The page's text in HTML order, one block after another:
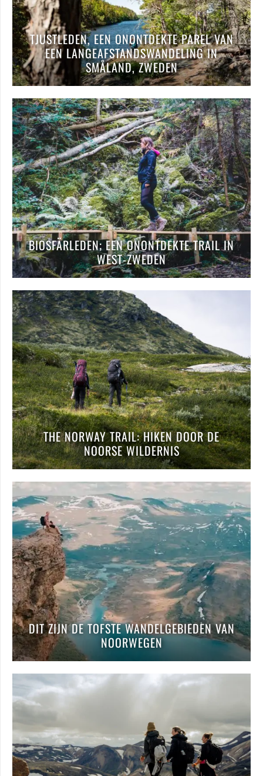
TJUSTLEDEN, EEN ONONTDEKTE PAREL VAN
EEN LANGEAFSTANDSWANDELING IN
SMÅLAND, ZWEDEN
BIOSFÄRLEDEN; EEN ONONTDEKTE TRAIL IN
WEST-ZWEDEN
THE NORWAY TRAIL: HIKEN DOOR DE
NOORSE WILDERNIS
DIT ZIJN DE TOFSTE WANDELGEBIEDEN VAN
NOORWEGEN